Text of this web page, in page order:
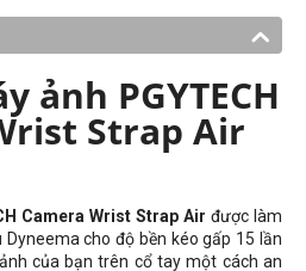
ảnh PGYTECH
Strap Air
Camera Wrist Strap Air được làm
cho độ bền kéo gấp 15 lần
của bạn trên cổ tay một cách an